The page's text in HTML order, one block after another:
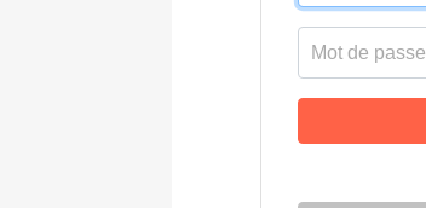
Mot de passe